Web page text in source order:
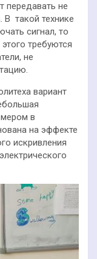
передавать не
В такой технике
сигнал, то
требуются
не
вариант
в
на эффекте
искривления